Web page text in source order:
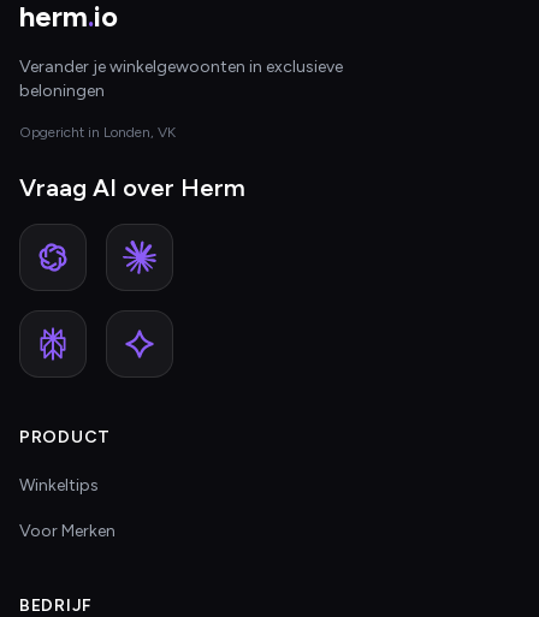
herm.io
Verander je winkelgewoonten in exclusieve
beloningen
Opgericht in Londen, VK
Vraag AI over Herm
PRODUCT
Winkeltips
Voor Merken
BEDRIJF